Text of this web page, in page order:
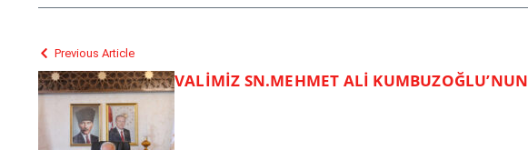
Previous Article
VALİMİZ SN.MEHMET ALİ KUMBUZOĞLU’NUN